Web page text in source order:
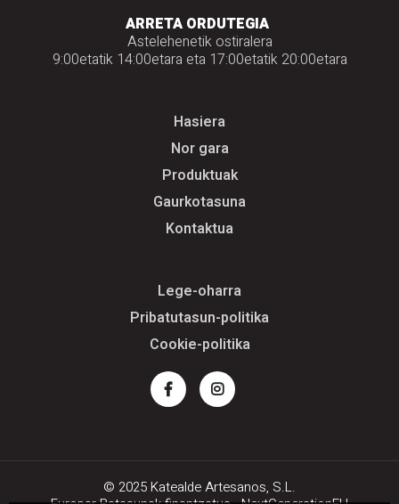
ARRETA ORDUTEGIA
Astelehenetik ostiralera
9:00etatik 14:00etara eta 17:00etatik 20:00etara
Hasiera
Nor gara
Produktuak
Gaurkotasuna
Kontaktua
Lege-oharra
Pribatutasun-politika
Cookie-politika
FacebookInstagram
© 2025 Katealde Artesanos, S.L.